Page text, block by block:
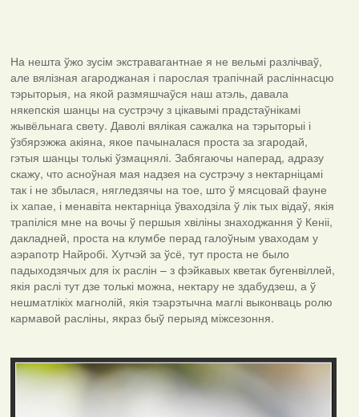
На нешта ўжо зусім экстравагантнае я не вельмі разлічваў,
але вялізная агароджаная і парослая трапічнай расліннасцю
тэрыторыя, на якой размяшчаўся наш атэль, давала
някепскія шанцы на сустрэчу з цікавымі прадстаўнікамі
жывёльнага свету. Даволі вялікая сажалка на тэрыторыі і
ўзбярэжжа акіяна, якое пачыналася проста за згародай,
гэтыя шанцы толькі ўзмацнялі. Забягаючы наперад, адразу
скажу, что асноўная мая надзея на сустрэчу з нектарніцамі
так і не збылася, нягледзячы на тое, што ў мясцовай фауне
іх хапае, і менавіта нектарніца ўваходзіла ў лік тых відаў, якія
трапіліся мне на вочы ў першыя хвіліны знаходжання ў Кеніі,
дакладней, проста на клумбе перад галоўным уваходам у
аэрапотр Найробі. Хутчэй за ўсё, тут проста не было
падыходзячых для іх раслін – з фэйкавых кветак бугенвіллей,
якія раслі тут дзе толькі можна, нектару не здабудзеш, а ў
нешматлікіх магнолій, якія тэарэтычна маглі выконваць ролю
кармавой расліны, якраз быў перыяд міжсезоння.